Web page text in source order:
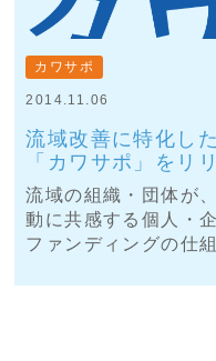
カワサポ
2014.11.06
流域改善に特化し
「カワサポ」をリ
流域の組織・団体が
動に共感する個人・
ファンディングの仕